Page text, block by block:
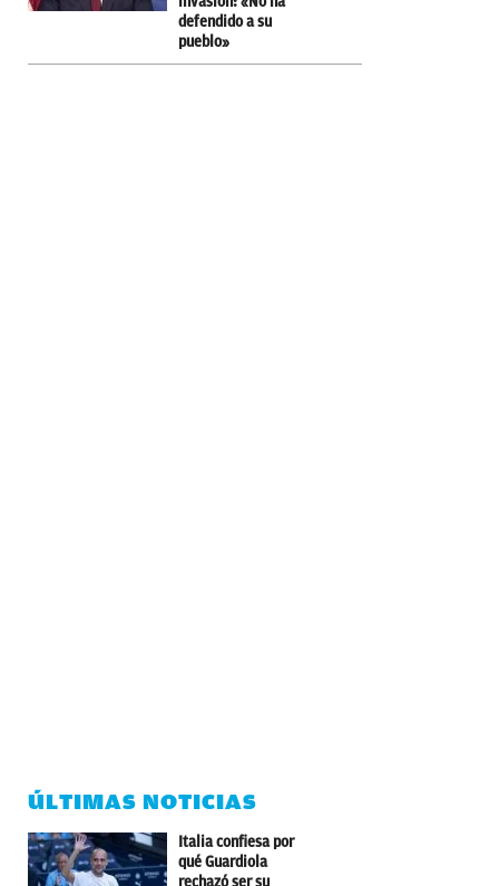
defendido a su
pueblo»
ÚLTIMAS NOTICIAS
Italia confiesa por
qué Guardiola
rechazó ser su